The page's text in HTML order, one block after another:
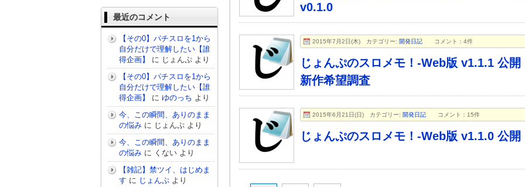
v0.1.0
2015年7月2日(木) カテゴリー: 開発日記 コメント：4件
じょんぷのスロメモ！-Web版 v1.1.1 公開
新作希望調査
2015年6月21日(日) カテゴリー: 開発日記 コメント：15件
じょんぷのスロメモ！-Web版 v1.1.0 公開
最近のコメント
【その0】パチスロを1から
自分だけで理解したい【誰
得企画】
に じょんぷ より
【その0】パチスロを1から
自分だけで理解したい【誰
得企画】
に ゆのっち より
今、この瞬間、ありのまま
の悩み に じょんぷ より
今、この瞬間、ありのまま
の悩み に くない より
【雑記】禁ツイ、はじめま
す に じょんぷ より